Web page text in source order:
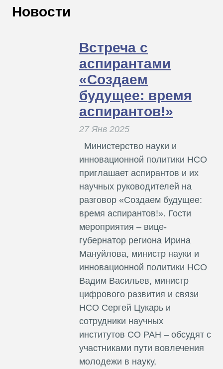
Т
Новости
Встреча с
аспирантами
«Создаем
будущее: время
аспирантов!»
27 Янв 2025
Министерство науки и
инновационной политики НСО
приглашает аспирантов и их
научных руководителей на
разговор «Создаем будущее:
время аспирантов!». Гости
мероприятия – вице-
губернатор региона Ирина
Мануйлова, министр науки и
инновационной политики НСО
Вадим Васильев, министр
цифрового развития и связи
НСО Сергей Цукарь и
сотрудники научных
институтов СО РАН – обсудят с
участниками пути вовлечения
молодежи в науку,